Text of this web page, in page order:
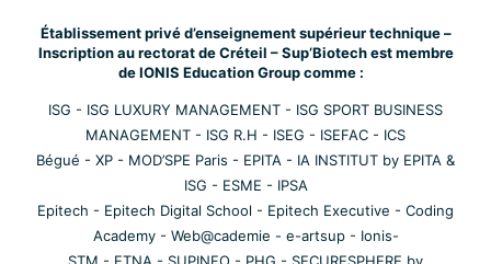
Établissement privé d’enseignement supérieur technique –
Inscription au rectorat de Créteil – Sup’Biotech est membre
de IONIS Education Group comme :
ISG - ISG LUXURY MANAGEMENT - ISG SPORT BUSINESS
MANAGEMENT - ISG R.H - ISEG - ISEFAC - ICS
Bégué - XP - MOD’SPE Paris - EPITA - IA INSTITUT by EPITA &
ISG - ESME - IPSA
Epitech - Epitech Digital School - Epitech Executive - Coding
Academy- Web@cademie - e-artsup- Ionis-